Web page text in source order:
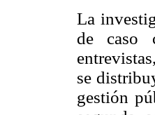
La
de caso
se
gestión